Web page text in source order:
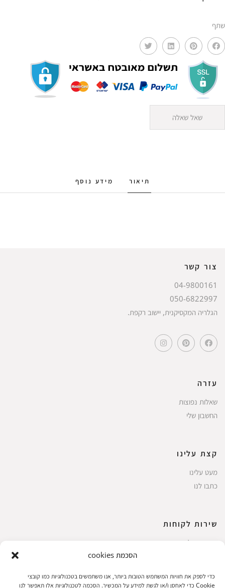
הסכמת cookies
כדי לספק את חוויות המשתמש הטובות ביותר, אנו משתמשים בטכנולוגיות כמו קובצי
Cookie כדי לאחסן ו/או לגשת למידע על המכשיר. הסכמה לטכנולוגיות אלו תאפשר לנו
שתף
שאל שאלה
תיאור מידע נוסף
צור קשר
04-9800161
050-6822997
הגלריה המקסיקנית, יישוב רקפת.
עזרה
שאלות נפוצות
החשבון שלי
קצת עלינו
מעט עלינו
כתבו לנו
שירות לקוחות
החשבון שלי
עגלת קניות